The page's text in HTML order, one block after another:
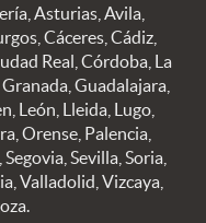
Asturias, Avila,
Cáceres, Cádiz,
Real, Córdoba, La
Guadalajara,
León, Lleida, Lugo,
Orense, Palencia,
Sevilla, Soria,
Valladolid, Vizcaya,